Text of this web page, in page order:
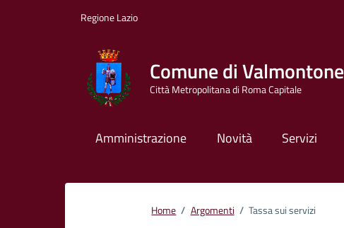
Regione Lazio
Comune di Valmontone
Città Metropolitana di Roma Capitale
Amministrazione Novità Servizi
Home / Argomenti / Tassa sui servizi